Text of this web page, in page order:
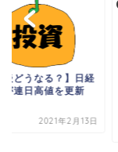
後どうなる？】日経
が連日高値を更新
2021年2月13日